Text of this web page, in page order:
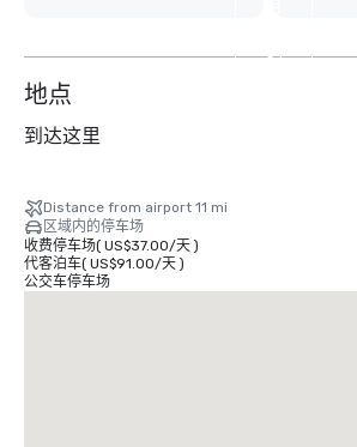
31
地点
到达这里
Distance from airport 11 mi
区域内的停车场
收费停车场( US$37.00/天)
代客泊车( US$91.00/天)
公交车停车场